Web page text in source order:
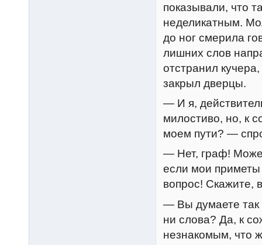
показывали, что
неделикатным.
до ног смерила
лишних слов
отстранил
закрыл дверцы.
— И я,
милостиво, но, к
моем пути? —
— Нет, граф!
если мои
вопрос! Скажите,
— Вы думаете так
ни слова? Да, к
незнакомым, что